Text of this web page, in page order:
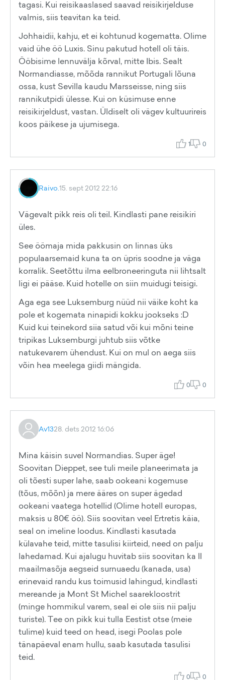
tagasi. Kui reisikaaslased saavad reisikirjelduse
valmis, siis teavitan ka teid.
Johhaidii, kahju, et ei kohtunud kogematta. Olime
vaid ühe öö Luxis. Sinu pakutud hotell oli täis.
Ööbisime lennuvälja kõrval, mitte Ibis. Sealt
Normandiasse, mõõda rannikut Portugali lõuna
ossa, kust Sevilla kaudu Marsseisse, ning siis
rannikutpidi ülesse. Kui on küsimuse enne
reisikirjeldust, vastan. Üldiselt oli vägev kultuurireis
koos päikese ja ujumisega.
1 0
Raivo.15. sept 2012 22:16
Vägevalt pikk reis oli teil. Kindlasti pane reisikiri
üles.
See öömaja mida pakkusin on linnas üks
populaarsemaid kuna ta on üpris soodne ja väga
korralik. Seetõttu ilma eelbroneeringuta nii lihtsalt
ligi ei pääse. Kuid hotelle on siin muidugi teisigi.
Aga ega see Luksemburg nüüd nii väike koht ka
pole et kogemata ninapidi kokku jookseks :D
Kuid kui teinekord siia satud või kui mõni teine
tripikas Luksemburgi juhtub siis võtke
natukevarem ühendust. Kui on mul on aega siis
võin hea meelega giidi mängida.
0 0
Av1328. dets 2012 16:06
Mina käisin suvel Normandias. Super äge!
Soovitan Dieppet, see tuli meile planeerimata ja
oli tõesti super lahe, saab ookeani kogemuse
(tõus, mõõn) ja mere ääres on super ägedad
ookeani vaatega hotellid (Olime hotell europas,
maksis u 80€ öö). Siis soovitan veel Ertretis käia,
seal on imeline loodus. Kindlasti kasutada
külavahe teid, mitte tasulisi kiirteid, need on palju
lahedamad. Kui ajalugu huvitab siis soovitan ka II
maailmasõja aegseid surnuaedu (kanada, usa)
erinevaid randu kus toimusid lahingud, kindlasti
mereande ja Mont St Michel saarekloostrit
(minge hommikul varem, seal ei ole siis nii palju
turiste). Tee on pikk kui tulla Eestist otse (meie
tulime) kuid teed on head, isegi Poolas pole
tänapäeval enam hullu, saab kasutada tasulisi
teid.
0 0